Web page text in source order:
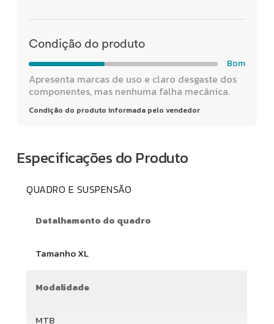
Condição do produto
Bom
Apresenta marcas de uso e claro desgaste dos
componentes, mas nenhuma falha mecânica.
Condição do produto informada pelo vendedor
Especificações do Produto
QUADRO E SUSPENSÃO
Detalhamento do quadro
Tamanho XL
Modalidade
MTB